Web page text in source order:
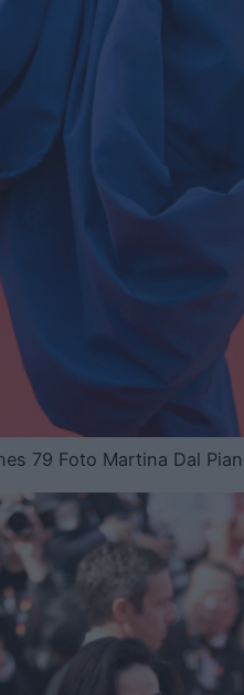
79 Foto Martina Dal